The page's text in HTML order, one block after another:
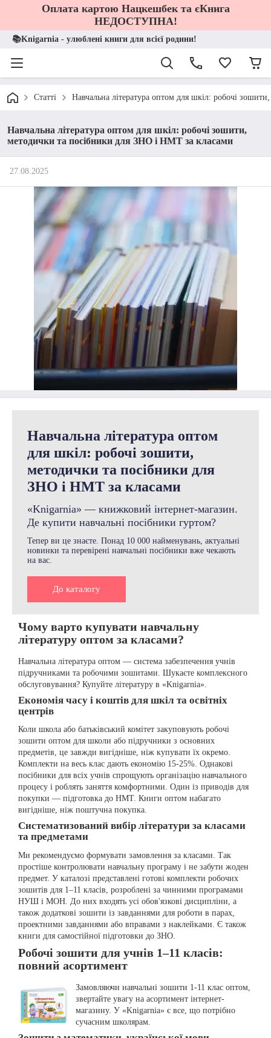
Оплата картою Нацкешбек та єКнига
НЕДОСТУПНА!
📚Knigarnia - улюблені книги для всієї родини!
Статті Навчальна література оптом для шкіл: робочі
Навчальна література оптом для шкіл: робочі зошити,
методички та посібники для ЗНО і НМТ за класами
27.08.2025
Навчальна література оптом
для шкіл: робочі зошити,
методички та посібники для
ЗНО і НМТ за класами
«Knigarnia» — книжковий інтернет-магазин.
Де купити навчальні посібники гуртом?
Тепер ви це знаєте. Понад 10 000 найменувань, актуальні
новинки та перевірені навчальні посібники вже чекають
на вас.
До каталогу
Чому варто купувати навчальну
літературу оптом за класами?
Навчальна література оптом — система забезпечення учнів
підручниками та робочими зошитами. Шукаєте комплексного
обслуговування? Купуйте літературу в «Knigarnia».
Економія часу і коштів для шкіл та освітніх
центрів
Коли школа або батьківський комітет закуповують робочі
зошити оптом для школи або підручники з основних
предметів, це завжди вигідніше, ніж купувати їх окремо.
Комплекти на весь клас дають економію 15-25%. Однакові
посібники для всіх учнів спрощують організацію навчального
процесу і роблять заняття комфортними. Один із приводів для
покупки — підготовка до НМТ. Книги оптом набагато
вигідніше, ніж поштучна покупка.
Систематизований вибір літератури за класами
та предметами
Ми рекомендуємо формувати замовлення за класами. Так
простіше контролювати навчальну програму і не забути жоден
предмет. У каталозі представлені готові комплекти робочих
зошитів для 1–11 класів, розроблені за чинними програмами
НУШ і МОН. До них входять усі обов'язкові дисципліни, а
також додаткові зошити із завданнями для роботи в парах,
проектними завданнями або вправами з наклейками. Є також
книги для самостійної підготовки до ЗНО.
Робочі зошити для учнів 1–11 класів:
повний асортимент
Замовляючи навчальні зошити 1-11 клас оптом,
звертайте увагу на асортимент інтернет-
магазину. У «Knigarnia» є все, що потрібно
сучасним школярам.